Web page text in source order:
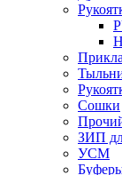
Сошки
ЗИП
УСМ